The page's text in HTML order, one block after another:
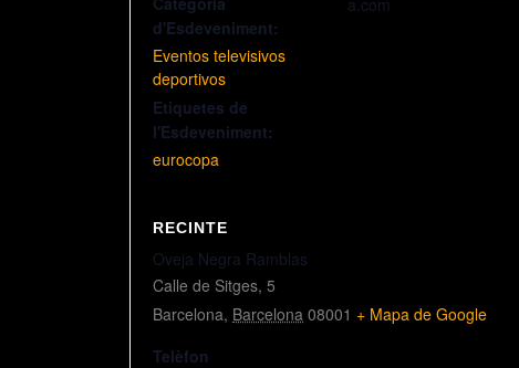
d'Esdeveniment:
Eventos televisivos
deportivos
Etiquetes de
l'Esdeveniment:
eurocopa
a.com
RECINTE
Oveja Negra Ramblas
Calle de Sitges, 5
Barcelona, Barcelona 08001 + Mapa de Google
Telèfon